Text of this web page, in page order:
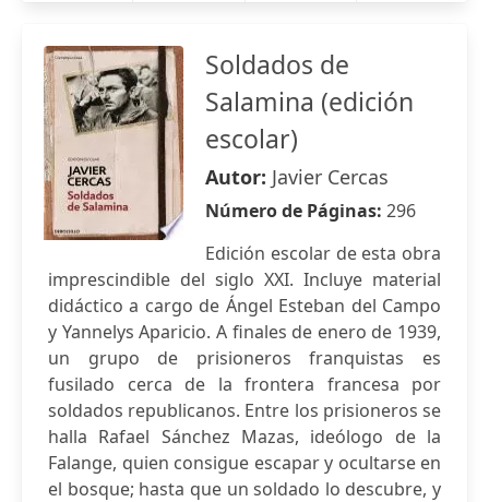
Soldados de
Salamina (edición
escolar)
Autor: Javier Cercas
Número de Páginas: 296
Edición escolar de esta obra
imprescindible del siglo XXI. Incluye material
didáctico a cargo de Ángel Esteban del Campo
y Yannelys Aparicio. A finales de enero de 1939,
un grupo de prisioneros franquistas es
fusilado cerca de la frontera francesa por
soldados republicanos. Entre los prisioneros se
halla Rafael Sánchez Mazas, ideólogo de la
Falange, quien consigue escapar y ocultarse en
el bosque; hasta que un soldado lo descubre, y